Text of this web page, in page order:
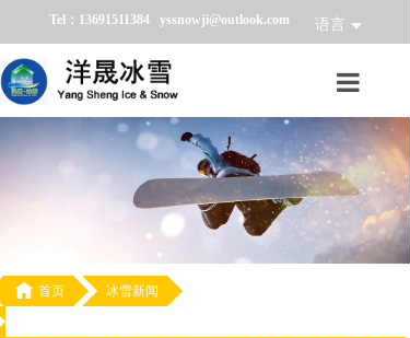
Tel：13691511384 yssnowji@outlook.com 语言
首页
冰雪产品
冰雪业务
 首页 冰雪新闻